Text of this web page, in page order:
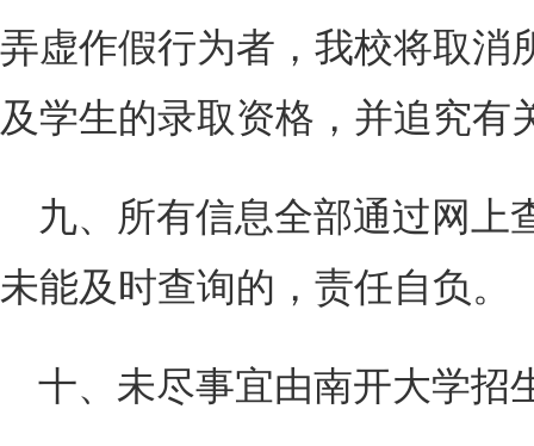
弄虚作假行为者，我校将取消
及学生的录取资格，并追究有
九、所有信息全部通过网上
未能及时查询的，责任自负。
十、未尽事宜由南开大学招